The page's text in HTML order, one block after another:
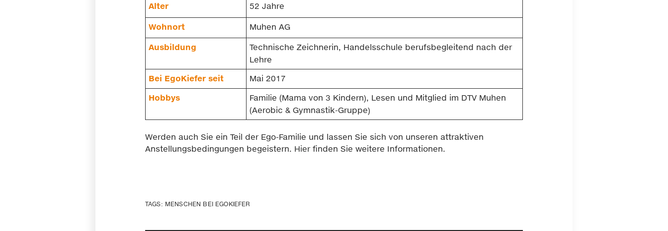
Alter 52 Jahre
Wohnort Muhen AG
Ausbildung
Technische Zeichnerin, Handelsschule berufsbegleitend nach der
Lehre
Bei EgoKiefer seit
Mai 2017
Hobbys
Familie (Mama von 3 Kindern), Lesen und Mitglied im DTV Muhen
(Aerobic & Gymnastik-Gruppe)
Werden auch Sie ein Teil der Ego-Familie und lassen Sie sich von unseren attraktiven
Anstellungsbedingungen begeistern. Hierfinden Sie weitere Informationen.
TAGS: MENSCHEN BEI EGOKIEFER